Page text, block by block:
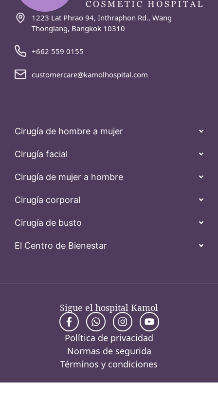
1223 Lat Phrao 94, Inthraphon Rd., Wang
Thonglang, Bangkok 10310
+662 559 0155
customercare@kamolhospital.com
Cirugía de hombre a mujer
Cirugía facial
Cirugía de mujer a hombre
Cirugía corporal
Cirugía de busto
El Centro de Bienestar
Sigue el hospital Kamol
Política de privacidad
Normas de segurida
Términos y condiciones